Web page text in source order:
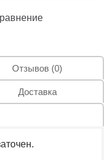
Отзывов (0)
Доставка